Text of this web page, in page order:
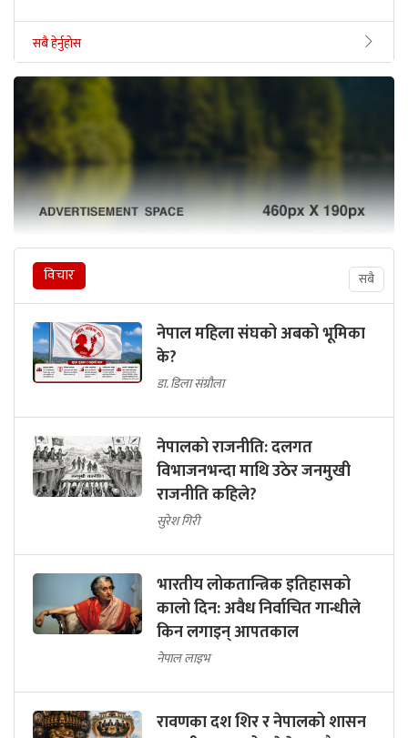
सबै हेर्नुहोस
विचार सबै
नेपाल महिला संघको अबको भूमिका
के?
डा. डिला संग्रौला
नेपालको राजनीति: दलगत
विभाजनभन्दा माथि उठेर जनमुखी
राजनीति कहिले?
सुरेश गिरी
भारतीय लोकतान्त्रिक इतिहासको
कालो दिन: अवैध निर्वाचित गान्धीले
किन लगाइन् आपतकाल
नेपाल लाइभ
रावणका दश शिर र नेपालको शासन